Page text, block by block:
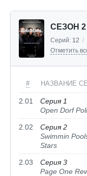
СЕЗОН 2
Серий: 12 /
Отметить
# НАЗВАНИЕ
2.01
Серия 1
Open Dorf
2.02
Серия 2
Swimmin
Stars
2.03
Серия 3
Page One